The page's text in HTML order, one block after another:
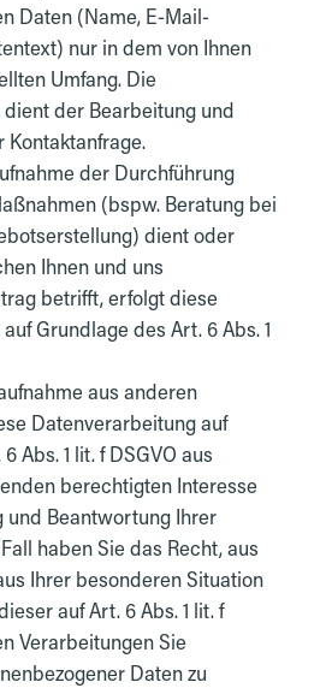
Daten (Name, E-Mail-
nur in dem von Ihnen
Umfang. Die
der Bearbeitung und
Kontaktanfrage.
der Durchführung
(bspw. Beratung bei
dient oder
Ihnen und uns
betrifft, erfolgt diese
Grundlage des Art. 6 Abs. 1
aus anderen
Datenverarbeitung auf
Abs. 1 lit. f DSGVO aus
berechtigten Interesse
und Beantwortung Ihrer
haben Sie das Recht, aus
Ihrer besonderen Situation
auf Art. 6 Abs. 1 lit. f
Verarbeitungen Sie
Daten zu